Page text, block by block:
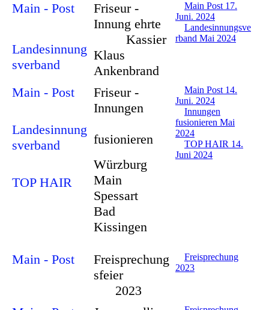
Main - Post
Landesinnung
sverband
Friseur -
Innung ehrte
Kassier
Klaus
Ankenbrand
Main Post 17.
Juni. 2024
Landesinnungsve
rband Mai 2024
Main - Post
Landesinnung
sverband
TOP HAIR
Friseur -
Innungen
fusionieren
Würzburg
Main
Spessart
Bad
Kissingen
Main Post 14.
Juni. 2024
Innungen
fusionieren Mai
2024
TOP HAIR 14.
Juni 2024
Main - Post
Freisprechung
sfeier
2023
Freisprechung
2023